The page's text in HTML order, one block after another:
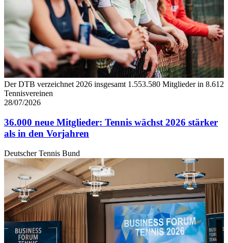
Der DTB verzeichnet 2026 insgesamt 1.553.580 Mitglieder in 8.612
Tennisvereinen
28/07/2026
36.000 neue Mitglieder: Tennis wächst 2026 stärker
als in den Vorjahren
Deutscher Tennis Bund